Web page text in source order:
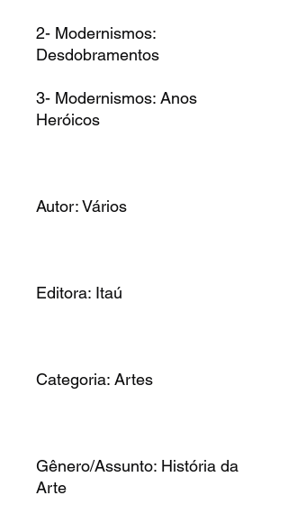
2- Modernismos:
Desdobramentos
3- Modernismos: Anos
Heróicos
Autor: Vários
Editora: Itaú
Categoria: Artes
Gênero/Assunto: História da
Arte